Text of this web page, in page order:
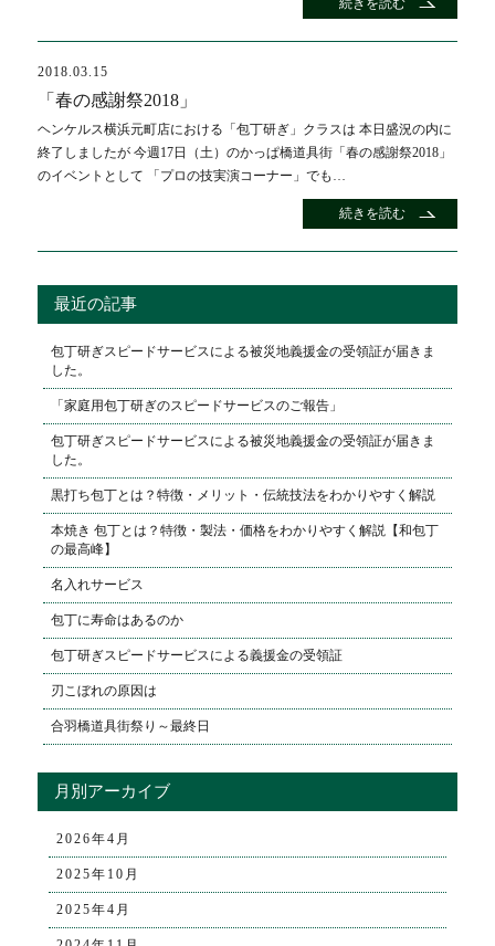
続きを読む
2018.03.15
「春の感謝祭2018」
ヘンケルス横浜元町店における「包丁研ぎ」クラスは 本日盛況の内に
終了しましたが 今週17日（土）のかっぱ橋道具街「春の感謝祭2018」
のイベントとして 「プロの技実演コーナー」でも…
続きを読む
最近の記事
包丁研ぎスピードサービスによる被災地義援金の受領証が届きま
した。
「家庭用包丁研ぎのスピードサービスのご報告」
包丁研ぎスピードサービスによる被災地義援金の受領証が届きま
した。
黒打ち包丁とは？特徴・メリット・伝統技法をわかりやすく解説
本焼き 包丁とは？特徴・製法・価格をわかりやすく解説【和包丁
の最高峰】
名入れサービス
包丁に寿命はあるのか
包丁研ぎスピードサービスによる義援金の受領証
刃こぼれの原因は
合羽橋道具街祭り～最終日
月別アーカイブ
2026年4月
2025年10月
2025年4月